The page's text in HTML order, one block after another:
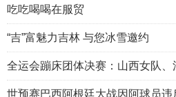
吃吃喝喝在服贸
“吉”富魅力吉林 与您冰雪邀约
全运会蹦床团体决赛：山西女队、
世预赛巴西阿根廷大战因阿球员